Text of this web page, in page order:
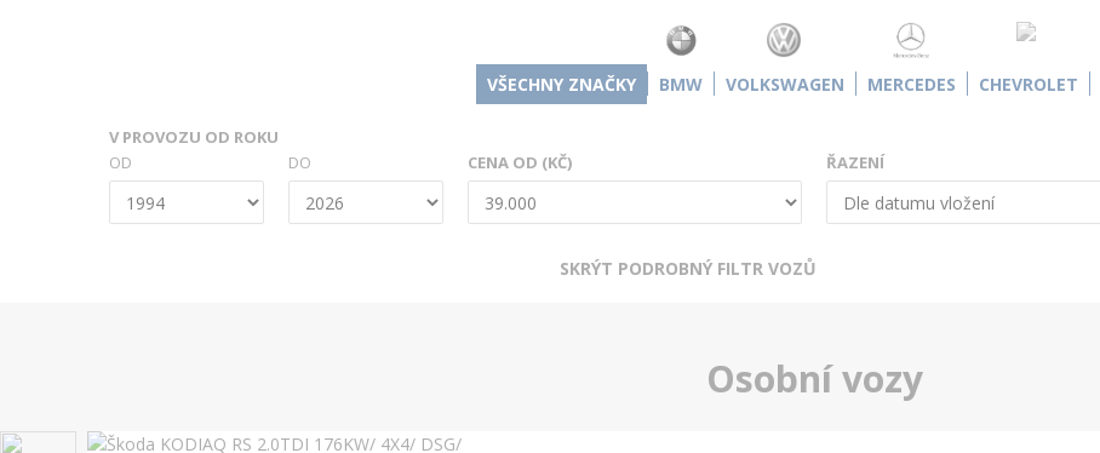
VŠECHNY ZNAČKY BMW VOLKSWAGEN MERCEDES CHEVROLET
V PROVOZU OD ROKU
OD
DO CENA OD (KČ) ŘAZENÍ
SKRÝT PODROBNÝ FILTR VOZŮ
Osobní vozy